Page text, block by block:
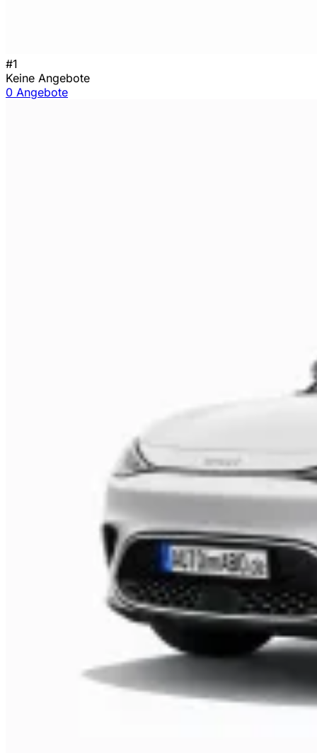
#1
Keine Angebote
0 Angebote